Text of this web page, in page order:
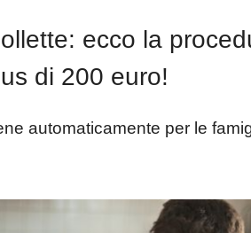
ecco la
di 200 euro!
automaticamente per le